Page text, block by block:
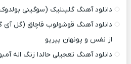
دانلود آهنگ گلینلیک (سوگینی
دانلود آهنگ قوشولوب قاچاق (گل آی
از نفس و پونهان پیریو
دانلود آهنگ تعجیلی حالدا زنگ اله